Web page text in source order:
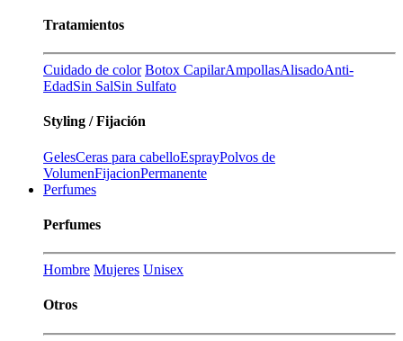
Tratamientos
Cuidado de color Botox CapilarAmpollasAlisadoAnti-
EdadSin SalSin Sulfato
Styling / Fijación
GelesCeras para cabelloEsprayPolvos de
VolumenFijacionPermanente
Perfumes
Perfumes
Hombre Mujeres Unisex
Otros